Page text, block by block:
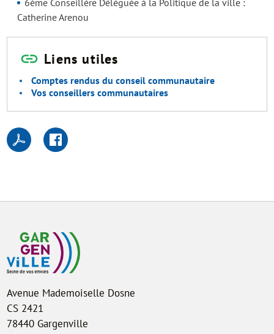
Catherine Arenou
Liens utiles
Comptes rendus du conseil communautaire
Vos conseillers communautaires
Avenue Mademoiselle Dosne
CS 2421
78440 Gargenville